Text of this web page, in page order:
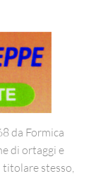
da Formica
di ortaggi e
titolare stesso,